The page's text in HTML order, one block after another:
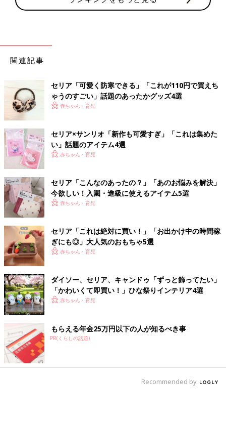
関連記事
セリア「可愛く防寒できる」「これが110円で買えち
ゃうのすごい」話題のあったかグッズ4選
赤ちゃん・育児
セリア×サンリオ「新作も可愛すぎ」「これは集めた
い」話題のアイテム4選
赤ちゃん・育児
セリア「こんなのあったの？」「あのお悩みを解決」
今欲しい！入園・進級に使えるアイテム5選
赤ちゃん・育児
セリア「これは絶対に買い！」「お出かけ中の時間稼
ぎにも◎」大人気のおもちゃ5選
赤ちゃん・育児
ダイソー、セリア、キャンドゥ「ずっと飾ってたい」
「かわいくて即買い！」ひな祭りインテリア4選
赤ちゃん・育児
もらえる年金25万円以下の人が知るべき事
PR(くらしの話題)
Recommended by